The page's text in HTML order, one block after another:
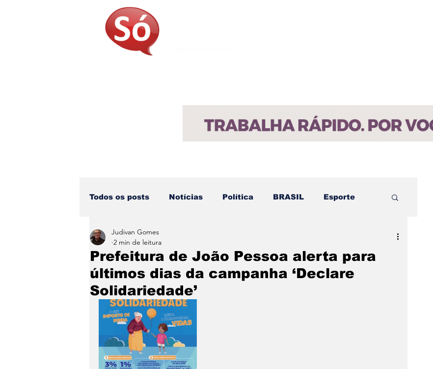
Todos os posts Notícias Política BRASIL Esporte
Entretenimento
Prefeitura de João Pessoa alerta para
últimos dias da campanha ‘Declare
Solidariedade’
Judivan Gomes
2 min de leitura